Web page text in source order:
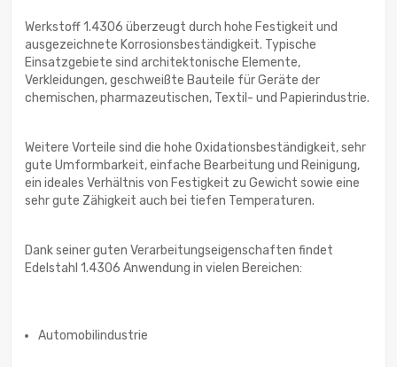
Werkstoff 1.4306 überzeugt durch hohe Festigkeit und
ausgezeichnete Korrosionsbeständigkeit. Typische
Einsatzgebiete sind architektonische Elemente,
Verkleidungen, geschweißte Bauteile für Geräte der
chemischen, pharmazeutischen, Textil- und Papierindustrie.
Weitere Vorteile sind die hohe Oxidationsbeständigkeit, sehr
gute Umformbarkeit, einfache Bearbeitung und Reinigung,
ein ideales Verhältnis von Festigkeit zu Gewicht sowie eine
sehr gute Zähigkeit auch bei tiefen Temperaturen.
Dank seiner guten Verarbeitungseigenschaften findet
Edelstahl 1.4306 Anwendung in vielen Bereichen:
Automobilindustrie